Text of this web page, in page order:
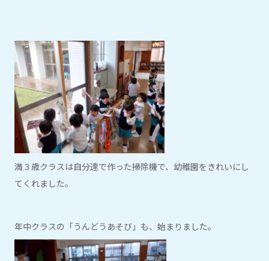
満３歳クラスは自分達で作った掃除機で、幼稚園をきれいにし
てくれました。
年中クラスの「うんどうあそび」も、始まりました。